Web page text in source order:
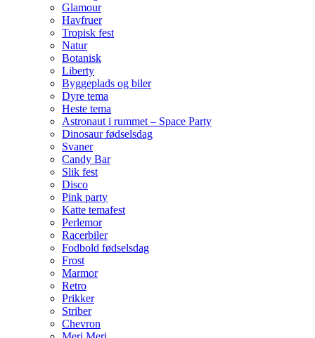
Glamour
Havfruer
Tropisk fest
Natur
Botanisk
Liberty
Byggeplads og biler
Dyre tema
Heste tema
Astronaut i rummet – Space Party
Dinosaur fødselsdag
Svaner
Candy Bar
Slik fest
Disco
Pink party
Katte temafest
Perlemor
Racerbiler
Fodbold fødselsdag
Frost
Marmor
Retro
Prikker
Striber
Chevron